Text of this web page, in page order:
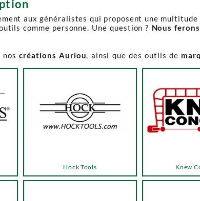
aux généralistes qui proposent une multitude
comme personne. Une question ? Nous
noscréations Auriou, ainsi que des outils de
délais peuvent varier, alors n’hésitez pas à
utilisez les menus ou les boutons dédiés,
Hock Tools Knew